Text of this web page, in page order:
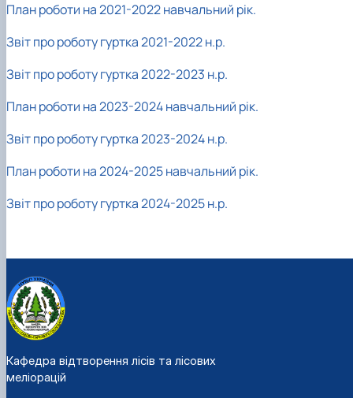
План роботи на 2021-2022 навчальний рік.
Звіт про роботу гуртка 2021-2022 н.р.
Звіт про роботу гуртка 2022-2023 н.р.
План роботи на 2023-2024 навчальний рік.
Звіт про роботу гуртка 2023-2024 н.р.
План роботи на 2024-2025 навчальний рік.
Звіт про роботу гуртка 2024-2025 н.р.
Кафедра відтворення лісів та лісових
меліорацій